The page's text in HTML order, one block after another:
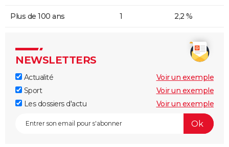
Plus de 100 ans 1 2,2 %
NEWSLETTERS
Actualité
Voir un exemple
Sport
Voir un exemple
Les dossiers d'actu
Voir un exemple